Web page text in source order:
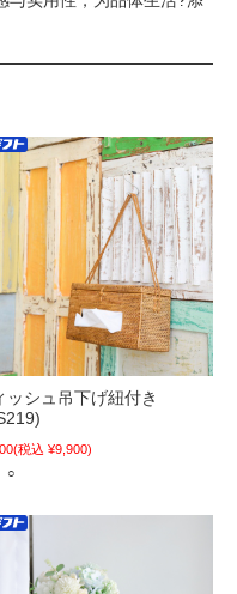
ッシュ吊下げ紐付き
(税込 ¥9,900)
○